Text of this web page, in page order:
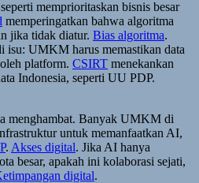
memprioritaskan bisnis besar
memperingatkan bahwa algoritma
jika tidak diatur. Bias algoritma.
isu: UMKM harus memastikan data
platform. CSIRT menekankan
Indonesia, seperti UU PDP.
menghambat. Banyak UMKM di
untuk memanfaatkan AI,
. Akses digital. Jika AI hanya
besar, apakah ini kolaborasi sejati,
digital.